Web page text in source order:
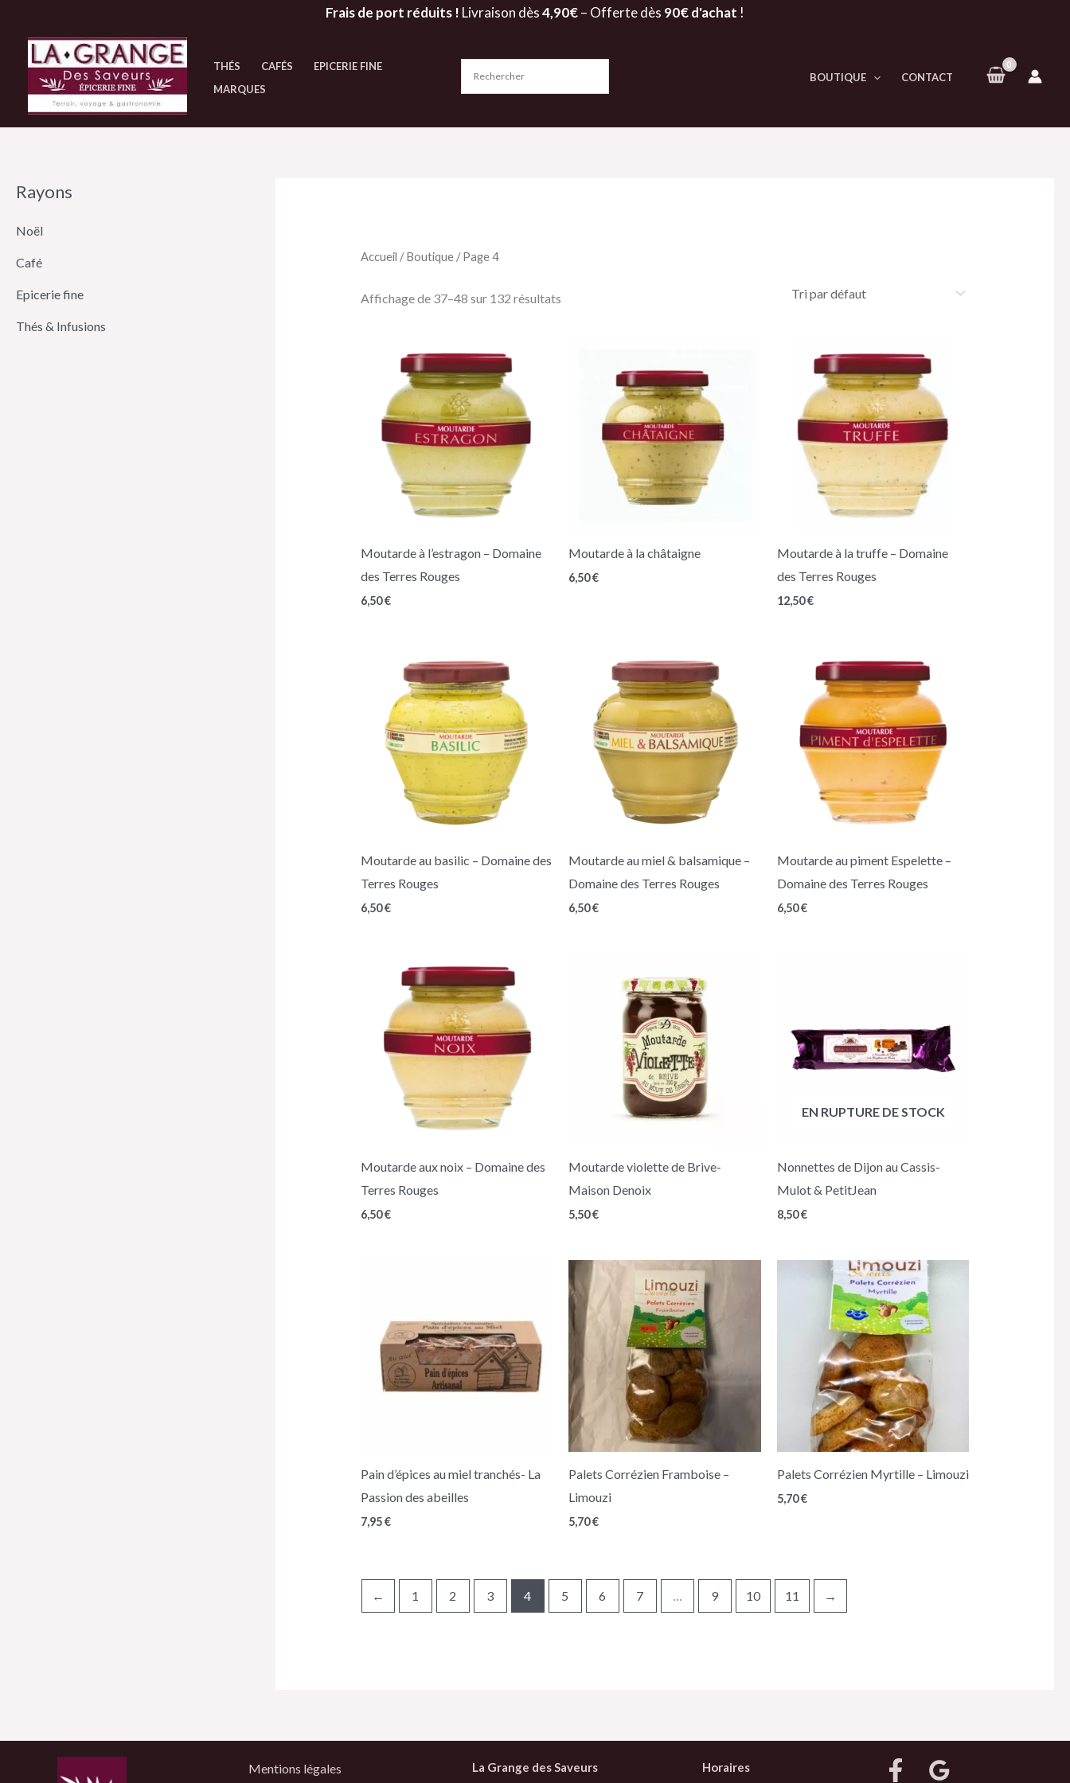
contenu
Frais de port réduits ! Livraison dès4,90€– Offerte dès 90€ d'achat !
THÉS CAFÉS
EPICERIE FINE
MARQUES
BOUTIQUE CONTACT
Rayons
Noël
Café
Epicerie fine
Thés & Infusions
Accueil /Boutique/ Page 4
Affichage de 37–48 sur 132 résultats
Moutarde à l’estragon – Domaine
des Terres Rouges
6,50€
Moutarde à la châtaigne
6,50€
Moutarde à la truffe – Domaine
des Terres Rouges
12,50€
Moutarde au basilic – Domaine des
Terres Rouges
6,50€
Moutarde au miel & balsamique –
Domaine des Terres Rouges
6,50€
Moutarde au piment Espelette –
Domaine des Terres Rouges
6,50€
Moutarde aux noix – Domaine des
Terres Rouges
6,50€
Moutarde violette de Brive-
Maison Denoix
5,50€
EN RUPTURE DE STOCK
Nonnettes de Dijon au Cassis-
Mulot & PetitJean
8,50€
Pain d’épices au miel tranchés- La
Passion des abeilles
7,95€
Palets Corrézien Framboise –
Limouzi
5,70€
Palets Corrézien Myrtille – Limouzi
5,70€
← 1 2 3 4 5 6 7 … 9 10 11 →
Mentions légales
La Grange des Saveurs
Horaires